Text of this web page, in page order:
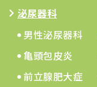
泌尿器科
男性泌尿器科
亀頭包皮炎
前立腺肥大症